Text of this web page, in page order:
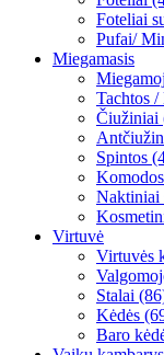
Foteliai
Pufai/
Miegamasis
Tachtos /
Čiužiniai
Spintos
Naktiniai
Virtuvė
Virtuvės
Stalai
Kėdės
Baro